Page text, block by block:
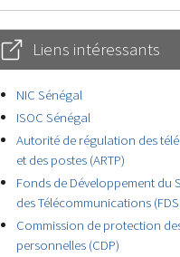
Liens intéressants
NIC Sénégal
ISOC Sénégal
Autorité de régulation des
et des postes (ARTP)
Fonds de Développement du
des Télécommunications
Commission de protection
personnelles (CDP)